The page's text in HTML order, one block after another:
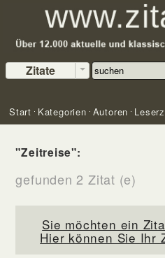
Zitate
Start Kategorien Autoren
"Zeitreise":
gefunden 2 Zitat (e)
Sie möchten ein
Hier können Sie Ihr